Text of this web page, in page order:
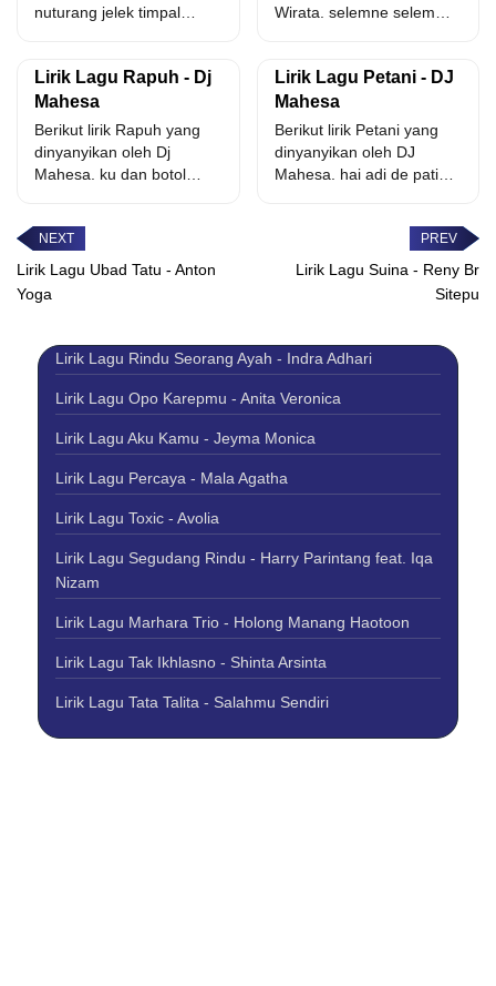
nuturang jelek timpal
Wirata. selemne selem
Lirik Lagu Rapuh - Dj
Mahesa
Berikut lirik Rapuh yang
dinyanyikan oleh Dj
Mahesa. ku dan botol
Lirik Lagu Petani - DJ
Mahesa
Berikut lirik Petani yang
dinyanyikan oleh DJ
Mahesa. hai adi de pati
Lirik Lagu Ubad Tatu - Anton
Yoga
Lirik Lagu Suina - Reny Br
Sitepu
Lirik Lagu Rindu Seorang Ayah - Indra Adhari
Lirik Lagu Opo Karepmu - Anita Veronica
Lirik Lagu Aku Kamu - Jeyma Monica
Lirik Lagu Percaya - Mala Agatha
Lirik Lagu Toxic - Avolia
Lirik Lagu Segudang Rindu - Harry Parintang feat. Iqa
Nizam
Lirik Lagu Marhara Trio - Holong Manang Haotoon
Lirik Lagu Tak Ikhlasno - Shinta Arsinta
Lirik Lagu Tata Talita - Salahmu Sendiri